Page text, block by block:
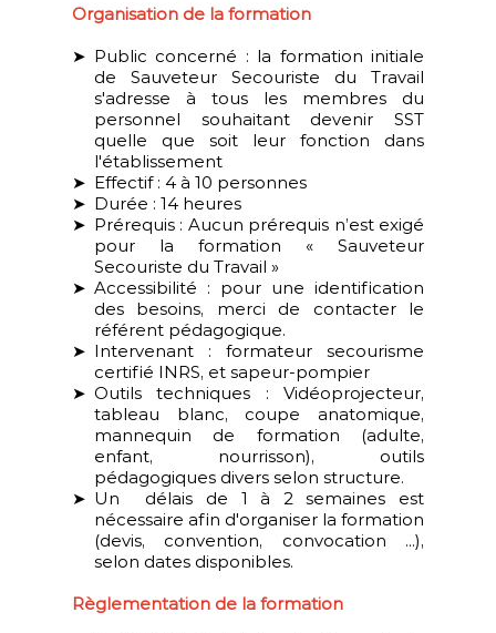
Organisation de la formation
Public concerné : la formation initiale
de Sauveteur Secouriste du Travail
s'adresse à tous les membres du
personnel souhaitant devenir SST
quelle que soit leur fonction dans
l'établissement
Effectif : 4 à 10 personnes
Durée : 14 heures
Prérequis : Aucun prérequis n’est exigé
pour la formation « Sauveteur
Secouriste du Travail »
Accessibilité : pour une identification
des besoins, merci de contacter le
référent pédagogique.
Intervenant : formateur secourisme
certifié INRS, et sapeur-pompier
Outils techniques : Vidéoprojecteur,
tableau blanc, coupe anatomique,
mannequin de formation (adulte,
enfant, nourrisson), outils
pédagogiques divers selon structure.
Un délais de 1 à 2 semaines est
nécessaire afin d'organiser la formation
(devis, convention, convocation ...),
selon dates disponibles.
Règlementation de la formation